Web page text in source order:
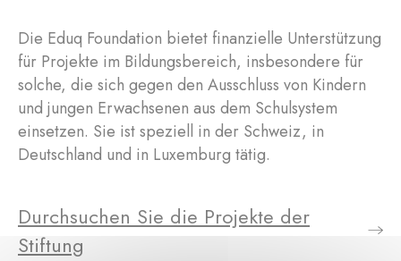
Die Eduq Foundation bietet finanzielle Unterstützung
für Projekte im Bildungsbereich, insbesondere für
solche, die sich gegen den Ausschluss von Kindern
und jungen Erwachsenen aus dem Schulsystem
einsetzen. Sie ist speziell in der Schweiz, in
Deutschland und in Luxemburg tätig.
Durchsuchen Sie die Projekte der
Stiftung